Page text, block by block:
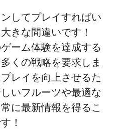
してプレイすればい
きな間違いです！
ーム体験を達成する
くの戦略を要求しま
レイを向上させるた
いフルーツや最適な
に最新情報を得るこ
！